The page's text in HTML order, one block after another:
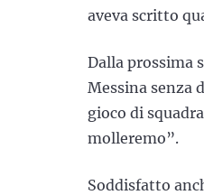
aveva scritto
Dalla prossima
Messina senza
gioco di
molleremo”.
Soddisfatto